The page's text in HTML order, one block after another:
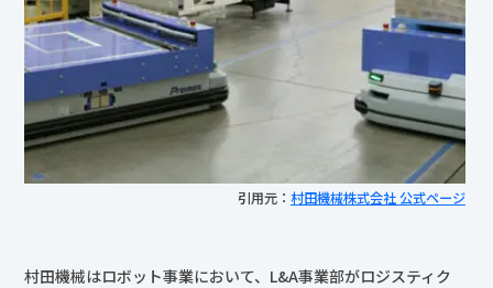
引用元： 村田機械株式会社 公式ページ
村田機械はロボット事業において、L&A事業部がロジスティク